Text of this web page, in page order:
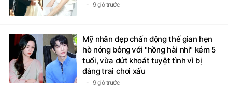
9 giờ trước
Mỹ nhân đẹp chấn động thế gian hẹn
hò nóng bỏng với "hồng hài nhi" kém 5
tuổi, vừa dứt khoát tuyệt tình vì bị
đàng trai chơi xấu
9 giờ trước